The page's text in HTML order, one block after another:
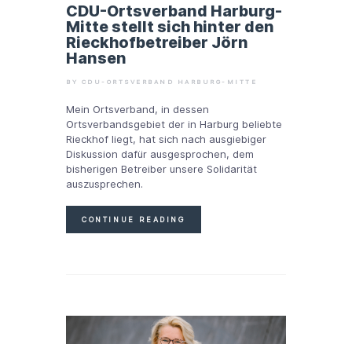
CDU-Ortsverband Harburg-
Mitte stellt sich hinter den
Rieckhofbetreiber Jörn
Hansen
BY CDU-ORTSVERBAND HARBURG-MITTE
Mein Ortsverband, in dessen
Ortsverbandsgebiet der in Harburg beliebte
Rieckhof liegt, hat sich nach ausgiebiger
Diskussion dafür ausgesprochen, dem
bisherigen Betreiber unsere Solidarität
auszusprechen.
CONTINUE READING